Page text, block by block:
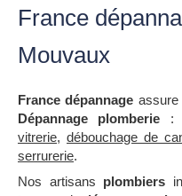
France
Mouvaux
France dépannage assure
Dépannage plomberie
vitrerie, débouchage de
serrurerie.
Nos artisans plombiers